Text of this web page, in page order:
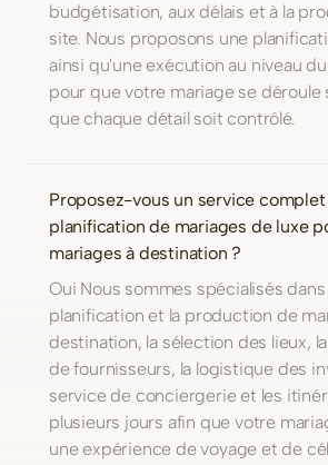
budgétisation, aux délais et à la
site. Nous proposons une
ainsi qu'une exécution au niveau
pour que votre mariage se déroule
que chaque détail soit contrôlé.
Proposez-vous un service
planification de mariages de luxe
mariages à destination ?
Oui Nous sommes spécialisés dans
planification et la production de
destination, la sélection des lieux,
de fournisseurs, la logistique des
service de conciergerie et les
plusieurs jours afin que votre
une expérience de voyage et de